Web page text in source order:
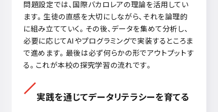
問題設定では、国際バカロレアの理論を活用してい
ます。生徒の直感を大切にしながら、それを論理的
に組み立てていく。その後、データを集めて分析し、
必要に応じてAIやプログラミングで実装するところま
で進めます。最後は必ず何らかの形でアウトプットす
る。これが本校の探究学習の流れです。
実践を通じてデータリテラシーを育てる